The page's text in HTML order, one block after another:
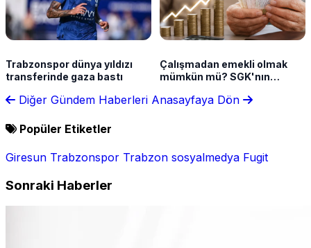
Trabzonspor dünya yıldızı
transferinde gaza bastı
Çalışmadan emekli olmak
mümkün mü? SGK'nın
Diğer Gündem Haberleri Anasayfaya Dön
Popüler Etiketler
Giresun Trabzonspor Trabzon sosyalmedya Fugit
Sonraki Haberler